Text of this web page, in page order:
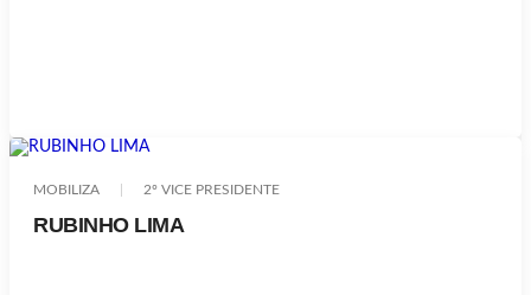
MOBILIZA 2º VICE PRESIDENTE
RUBINHO LIMA